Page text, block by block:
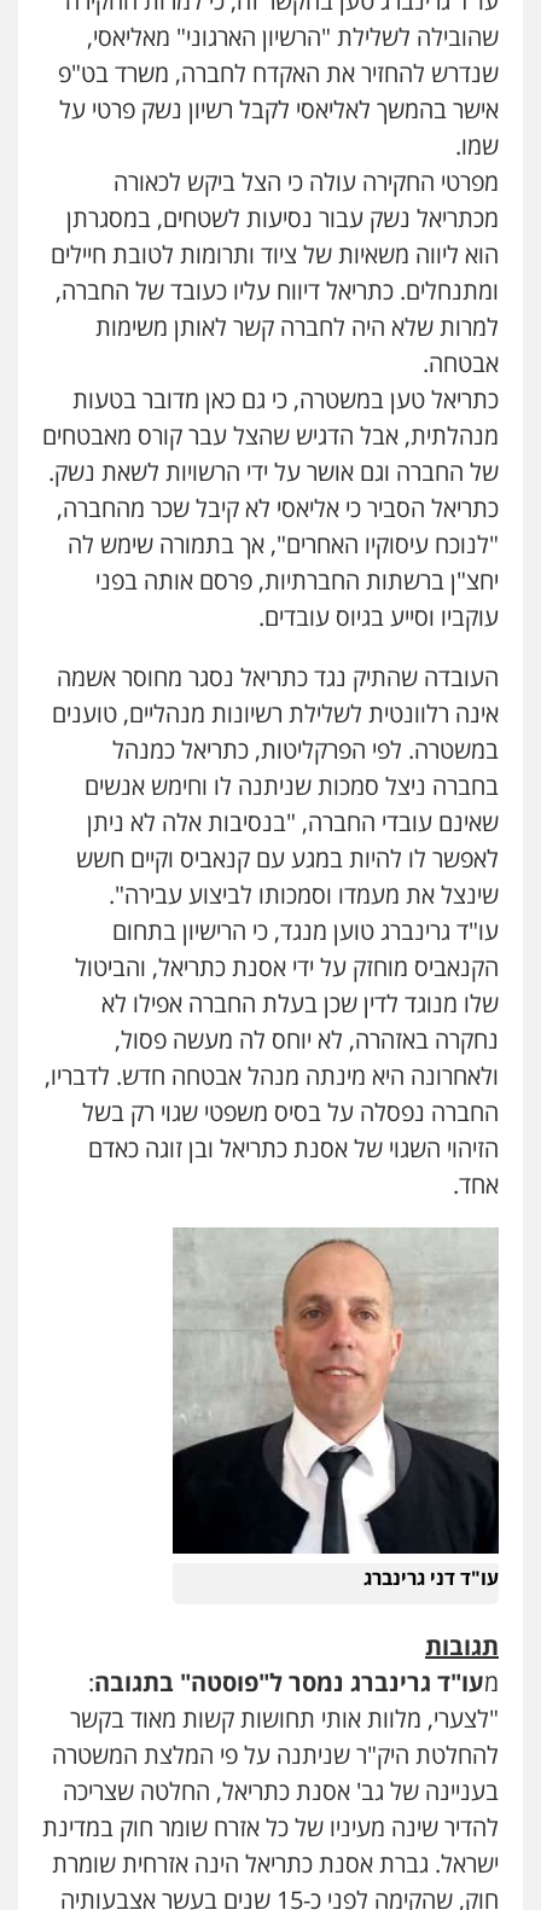
שהובילה לשלילת "הרשיון הארגוני" מאליאסי,
שנדרש להחזיר את האקדח לחברה, משרד בט"פ
אישר בהמשך לאליאסי לקבל רשיון נשק פרטי על
שמו.
מפרטי החקירה עולה כי הצל ביקש לכאורה
מכתריאל נשק עבור נסיעות לשטחים, במסגרתן
הוא ליווה משאיות של ציוד ותרומות לטובת חיילים
ומתנחלים. כתריאל דיווח עליו כעובד של החברה,
למרות שלא היה לחברה קשר לאותן משימות
אבטחה.
כתריאל טען במשטרה, כי גם כאן מדובר בטעות
מנהלתית, אבל הדגיש שהצל עבר קורס מאבטחים
של החברה וגם אושר על ידי הרשויות לשאת נשק.
כתריאל הסביר כי אליאסי לא קיבל שכר מהחברה,
"לנוכח עיסוקיו האחרים", אך בתמורה שימש לה
יחצ"ן ברשתות החברתיות, פרסם אותה בפני
עוקביו וסייע בגיוס עובדים.
העובדה שהתיק נגד כתריאל נסגר מחוסר אשמה
אינה רלוונטית לשלילת רשיונות מנהליים, טוענים
במשטרה. לפי הפרקליטות, כתריאל כמנהל
בחברה ניצל סמכות שניתנה לו וחימש אנשים
שאינם עובדי החברה, "בנסיבות אלה לא ניתן
לאפשר לו להיות במגע עם קנאביס וקיים חשש
שינצל את מעמדו וסמכותו לביצוע עבירה".
עו"ד גרינברג טוען מנגד, כי הרישיון בתחום
הקנאביס מוחזק על ידי אסנת כתריאל, והביטול
שלו מנוגד לדין שכן בעלת החברה אפילו לא
נחקרה באזהרה, לא יוחס לה מעשה פסול,
ולאחרונה היא מינתה מנהל אבטחה חדש. לדבריו,
החברה נפסלה על בסיס משפטי שגוי רק בשל
הזיהוי השגוי של אסנת כתריאל ובן זוגה כאדם
אחד.
עו"ד דני גרינברג
תגובות
מעו"ד גרינברג נמסר ל"פוסטה" בתגובה:
"לצערי, מלוות אותי תחושות קשות מאוד בקשר
להחלטת היק"ר שניתנה על פי המלצת המשטרה
בעניינה של גב' אסנת כתריאל, החלטה שצריכה
להדיר שינה מעיניו של כל אזרח שומר חוק במדינת
ישראל. גברת אסנת כתריאל הינה אזרחית שומרת
חוק, שהקימה לפני כ-15 שנים בעשר אצבעותיה